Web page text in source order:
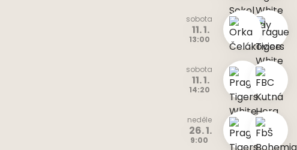
sobota
11. 1.
13:00
sobota
11. 1.
14:20
neděle
26. 1.
9:00